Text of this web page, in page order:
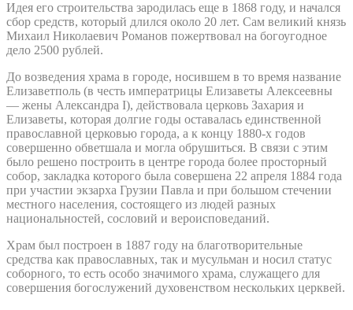
Идея его строительства зародилась еще в 1868 году, и начался
сбор средств, который длился около 20 лет. Сам великий князь
Михаил Николаевич Романов пожертвовал на богоугодное
дело 2500 рублей.
До возведения храма в городе, носившем в то время название
Елизаветполь (в честь императрицы Елизаветы Алексеевны
— жены Александра I), действовала церковь Захария и
Елизаветы, которая долгие годы оставалась единственной
православной церковью города, а к концу 1880-х годов
совершенно обветшала и могла обрушиться. В связи с этим
было решено построить в центре города более просторный
собор, закладка которого была совершена 22 апреля 1884 года
при участии экзарха Грузии Павла и при большом стечении
местного населения, состоящего из людей разных
национальностей, сословий и вероисповеданий.
Храм был построен в 1887 году на благотворительные
средства как православных, так и мусульман и носил статус
соборного, то есть особо значимого храма, служащего для
совершения богослужений духовенством нескольких церквей.